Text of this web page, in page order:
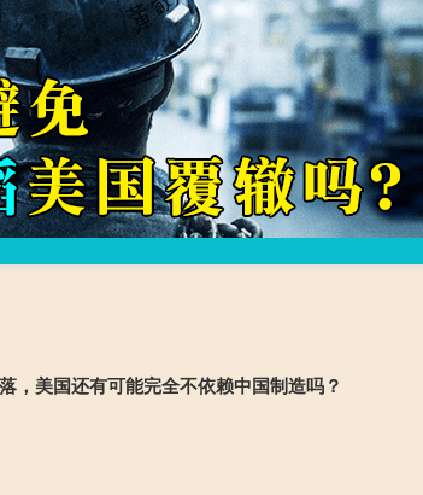
，美国还有可能完全不依赖中国制造吗？